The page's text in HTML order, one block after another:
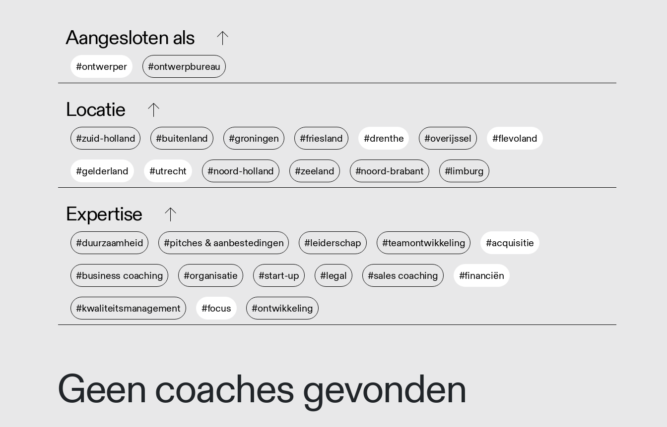
Aangesloten als
#ontwerper #ontwerpbureau
Locatie
#zuid-holland #buitenland #groningen #friesland #drenthe #overijssel #flevoland
#gelderland #utrecht #noord-holland #zeeland #noord-brabant #limburg
Expertise
#duurzaamheid #pitches & aanbestedingen #leiderschap #teamontwikkeling #acquisitie
#business coaching #organisatie #start-up #legal #sales coaching #financiën
#kwaliteitsmanagement #focus #ontwikkeling
Geen coaches gevonden